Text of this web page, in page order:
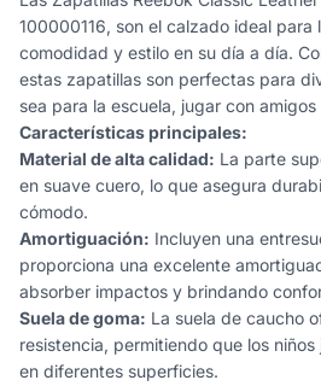
100000116, son el calzado ideal
comodidad y estilo en su día a día.
estas zapatillas son perfectas para
sea para la escuela, jugar con
Características principales:
Material de alta calidad: La parte
en suave cuero, lo que asegura
cómodo.
Amortiguación: Incluyen una
proporciona una excelente
absorber impactos y brindando
Suela de goma: La suela de caucho
resistencia, permitiendo que los
en diferentes superficies.